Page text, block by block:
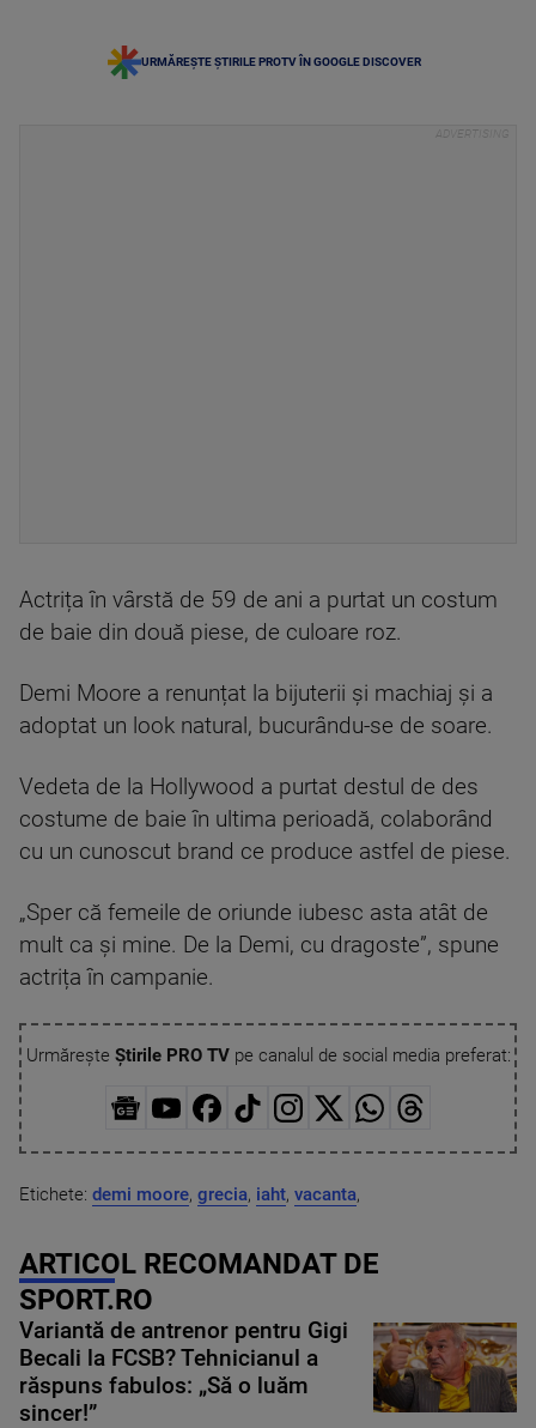
URMĂREȘTE ȘTIRILE PROTV ÎN GOOGLE DISCOVER
Actrița în vârstă de 59 de ani a purtat un costum
de baie din două piese, de culoare roz.
Demi Moore a renunțat la bijuterii și machiaj și a
adoptat un look natural, bucurându-se de soare.
Vedeta de la Hollywood a purtat destul de des
costume de baie în ultima perioadă, colaborând
cu un cunoscut brand ce produce astfel de piese.
„Sper că femeile de oriunde iubesc asta atât de
mult ca și mine. De la Demi, cu dragoste”, spune
actrița în campanie.
Urmărește Știrile PRO TVpe canalul de social media preferat:
Etichete: demi moore, grecia, iaht, vacanta,
ARTICOL RECOMANDAT DE
SPORT.RO
Variantă de antrenor pentru Gigi
Becali la FCSB? Tehnicianul a
răspuns fabulos: „Să o luăm
sincer!”